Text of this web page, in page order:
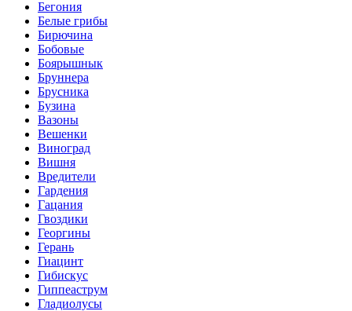
Бегония
Белые грибы
Бирючина
Бобовые
Боярышнык
Бруннера
Брусника
Бузина
Вазоны
Вешенки
Виноград
Вишня
Вредители
Гардения
Гацания
Гвоздики
Георгины
Герань
Гиацинт
Гибискус
Гиппеаструм
Гладиолусы